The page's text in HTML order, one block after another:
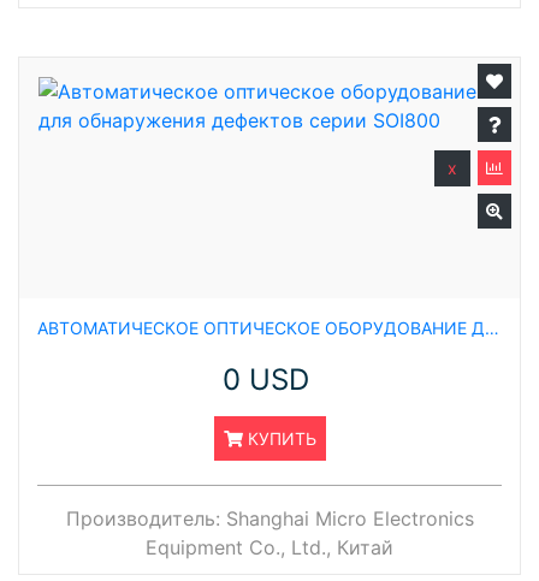
АВТОМАТИЧЕСКОЕ ОПТИЧЕСКОЕ ОБОРУДОВАНИЕ ДЛЯ ОБНАРУЖЕНИЯ ДЕФЕКТОВ СЕРИИ SOI800
0 USD
КУПИТЬ
x
Производитель: Shanghai Micro Electronics
Equipment Co., Ltd., Китай